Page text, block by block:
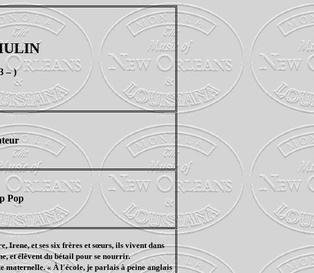
– )
Pop
Irene, et ses six frères et sœurs, ils vivent dans
et élèvent du bétail pour se nourrir.
maternelle. « À l'école, je parlais à peine anglais